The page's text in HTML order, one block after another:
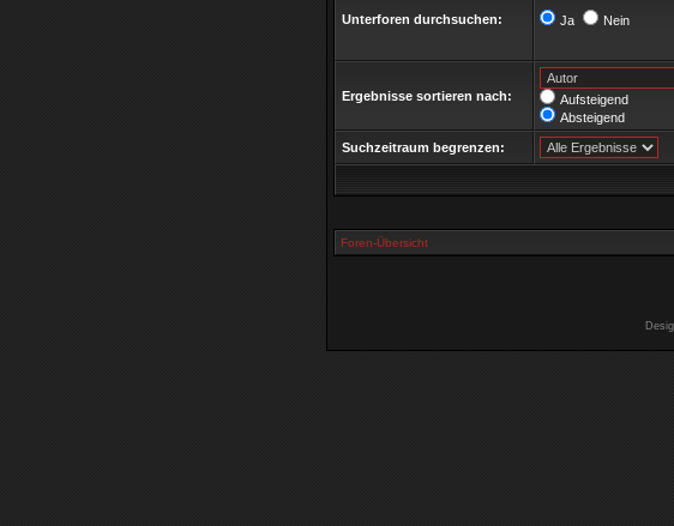
Unterforen durchsuchen: Ja Nein
Ergebnisse sortieren nach:
Aufsteigend
Absteigend
Suchzeitraum begrenzen:
Foren-Übersicht